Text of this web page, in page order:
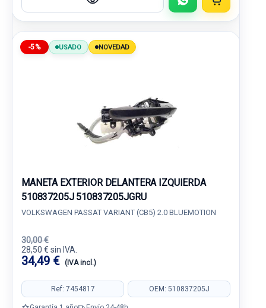
-5% USADO NOVEDAD
MANETA EXTERIOR DELANTERA IZQUIERDA
510837205J 510837205JGRU
VOLKSWAGEN PASSAT VARIANT (CB5) 2.0 BLUEMOTION
30,00 €
28,50 € sin IVA.
34,49 € (IVA incl.)
Ref: 7454817 OEM: 510837205J